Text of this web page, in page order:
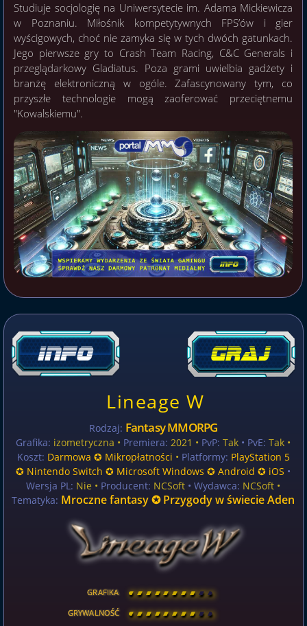
Studiuje socjologię na Uniwersytecie im. Adama Mickiewicza
w Poznaniu. Miłośnik kompetytywnych FPS’ów i gier
wyścigowych, choć nie zamyka się w tych dwóch gatunkach.
Jego pierwsze gry to Crash Team Racing, C&C Generals i
przeglądarkowy Gladiatus. Poza grami uwielbia gadżety i
branżę elektroniczną w ogóle. Zafascynowany tym, co
przyszłe technologie mogą zaoferować przeciętnemu
"Kowalskiemu".
Lineage W
Rodzaj: Fantasy MMORPG
Grafika: izometryczna • Premiera: 2021 • PvP: Tak • PvE: Tak •
Koszt: Darmowa ✪ Mikropłatności • Platformy: PlayStation 5
✪ Nintendo Switch ✪ Microsoft Windows ✪ Android ✪ iOS •
Wersja PL: Nie • Producent: NCSoft • Wydawca: NCSoft •
Tematyka: Mroczne fantasy ✪ Przygody w świecie Aden
GRAFIKA [ \ \ \ \ \ \ \ \ ]
GRYWALNOŚĆ [ \ \ \ \ \ \ \ \ ]